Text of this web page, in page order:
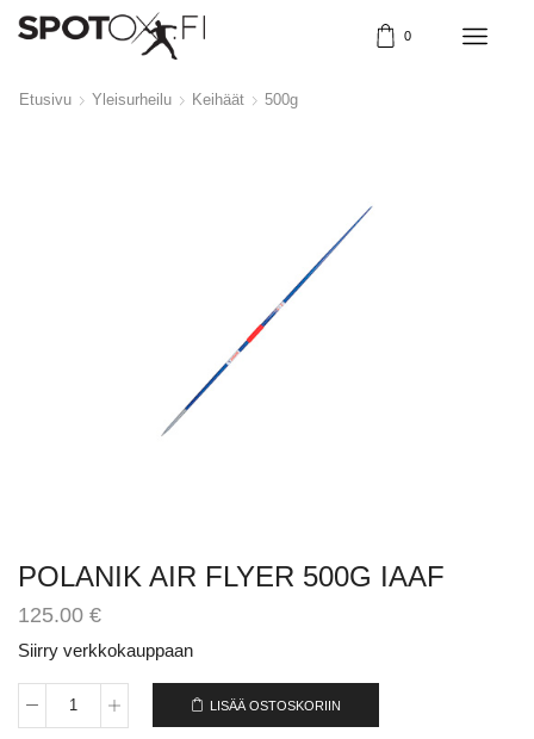
0
Etusivu Yleisurheilu Keihäät 500g
POLANIK AIR FLYER 500G IAAF
125.00 €
Siirry verkkokauppaan
POLANIK
LISÄÄ OSTOSKORIIN